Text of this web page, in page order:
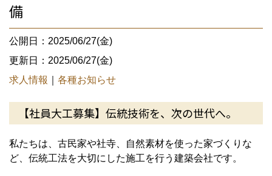
備
公開日：2025/06/27(金)
更新日：2025/06/27(金)
求人情報
各種お知らせ
【社員大工募集】伝統技術を、次の世代へ。
私たちは、古民家や社寺、自然素材を使った家づくりな
ど、伝統工法を大切にした施工を行う建築会社です。